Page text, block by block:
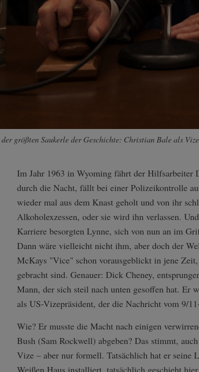
größten Saukerle der Geschichte: Christian Bale als
Im Jahr 1963 in Wyoming fährt der Hilfsarbeiter
durch die Nacht, fällt bei einer Polizeikontrolle
wieder mal aus dem Knast geholt und von ihr
Alkoholexzessen, oder sie wird ihn verlassen.
Karriere besorgten Lynne, sich von nun an im
Dann wäre vielleicht nicht ihm, aber doch der
McKays "Vice" schon vorausgeblickt in jene
gebracht sind. Genauer: Dick Cheney,
Mann, der sich steil nach unten gesoffen hat. Er
als US-Vizepräsident, der die Nachricht vom 9/
Wie? Er musste die Macht nach einigen
Bush (Sam Rockwell) abgeben? Das stimmt,
Vize – aber nur formell. Tatsächlich hat er seine